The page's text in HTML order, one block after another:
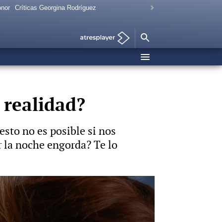
Críticas Georgina Rodríguez
no es posible si nos
noche engorda? Te lo
Foto: iStock / Vídeo: Hyliacom